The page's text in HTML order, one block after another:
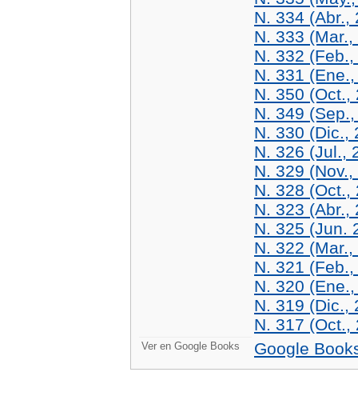
N. 334 (Abr.,
N. 333 (Mar.,
N. 332
N. 331
N. 350 (Oct.,
N. 349
N. 330 (Dic.,
N. 326 (Jul.,
N. 329
N. 328 (Oct.,
N. 323 (Abr.,
N. 325 (Jun.
N. 322 (Mar.,
N. 321
N. 320
N. 319 (Dic.,
N. 317 (Oct.,
Ver en Google Books Google